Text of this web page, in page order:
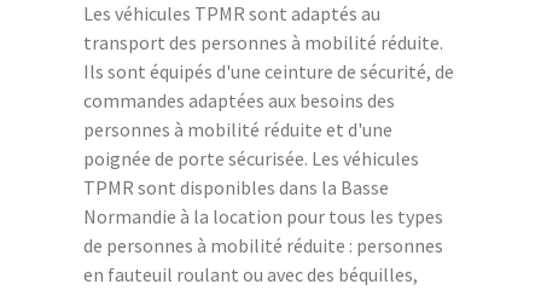
Les véhicules TPMR sont adaptés au
transport des personnes à mobilité réduite.
Ils sont équipés d'une ceinture de sécurité, de
commandes adaptées aux besoins des
personnes à mobilité réduite et d'une
poignée de porte sécurisée. Les véhicules
TPMR sont disponibles dans la Basse
Normandie à la location pour tous les types
de personnes à mobilité réduite : personnes
en fauteuil roulant ou avec des béquilles,